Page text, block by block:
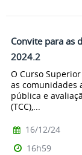
Convite para as
2024.2
O Curso
as comunidades
pública e
(TCC),...
16/12/24
16h59